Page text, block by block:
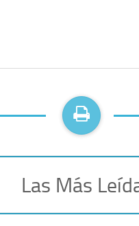
Las Más